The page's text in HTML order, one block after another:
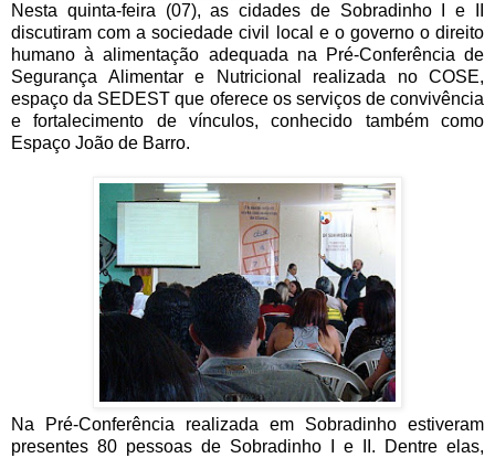
Nesta quinta-feira (07), as cidades de Sobradinho I e II
discutiram com a sociedade civil local e o governo o direito
humano à alimentação adequada na Pré-Conferência de
Segurança Alimentar e Nutricional realizada no COSE,
espaço da SEDEST que oferece os serviços de convivência
e fortalecimento de vínculos, conhecido também como
Espaço João de Barro.
Na Pré-Conferência realizada em Sobradinho estiveram
presentes 80 pessoas de Sobradinho I e II. Dentre elas,